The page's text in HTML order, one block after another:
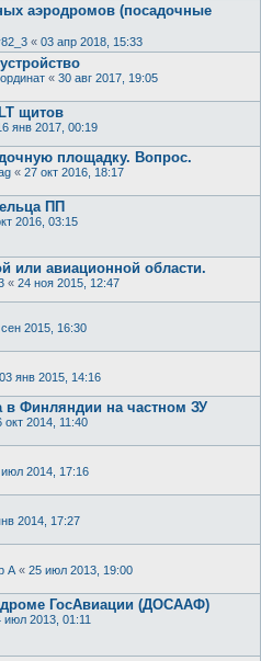
аэродромов (посадочные
« 03 апр 2018, 15:33
« 30 авг 2017, 19:05
щитов
янв 2017, 00:19
площадку. Вопрос.
« 27 окт 2016, 18:17
ПП
2016, 03:15
или авиационной области.
« 24 ноя 2015, 12:47
2015, 16:30
03 янв 2015, 14:16
в Финляндии на частном ЗУ
окт 2014, 11:40
2014, 17:16
2014, 17:27
А « 25 июл 2013, 19:00
ГосАвиации (ДОСААФ)
июл 2013, 01:11